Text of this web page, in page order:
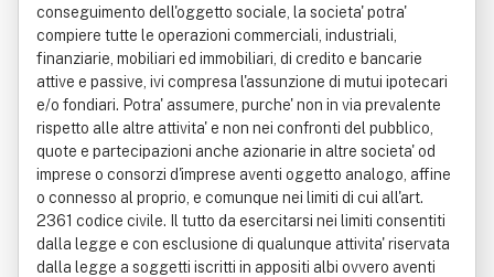
conseguimento dell'oggetto sociale, la societa' potra'
compiere tutte le operazioni commerciali, industriali,
finanziarie, mobiliari ed immobiliari, di credito e bancarie
attive e passive, ivi compresa l'assunzione di mutui ipotecari
e/o fondiari. Potra' assumere, purche' non in via prevalente
rispetto alle altre attivita' e non nei confronti del pubblico,
quote e partecipazioni anche azionarie in altre societa' od
imprese o consorzi d'imprese aventi oggetto analogo, affine
o connesso al proprio, e comunque nei limiti di cui all'art.
2361 codice civile. Il tutto da esercitarsi nei limiti consentiti
dalla legge e con esclusione di qualunque attivita' riservata
dalla legge a soggetti iscritti in appositi albi ovvero aventi